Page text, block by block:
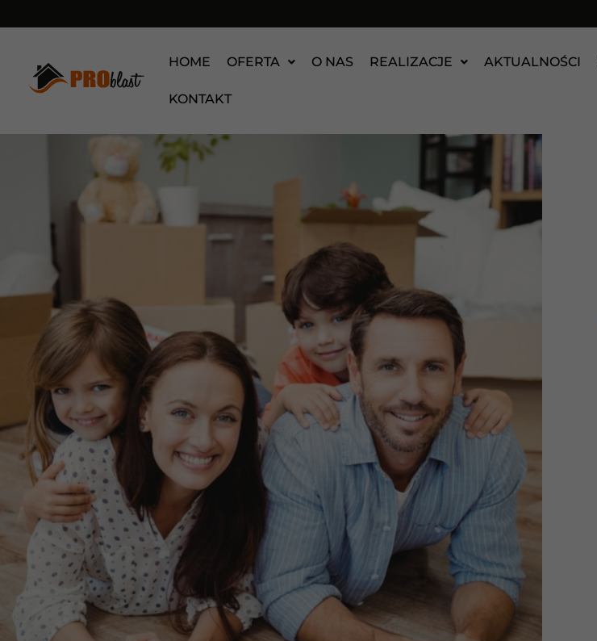
HOME OFERTA O NAS REALIZACJE AKTUALNOŚCI
KONTAKT